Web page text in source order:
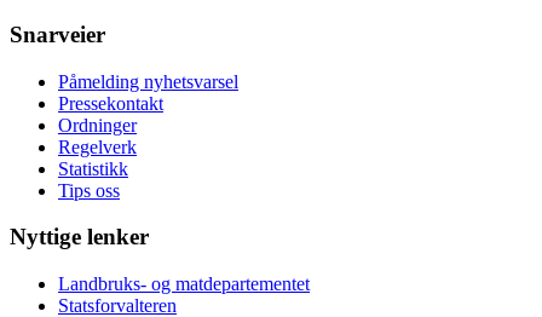
Snarveier
Påmelding nyhetsvarsel
Pressekontakt
Ordninger
Regelverk
Statistikk
Tips oss
Nyttige lenker
Landbruks- og matdepartementet
Statsforvalteren